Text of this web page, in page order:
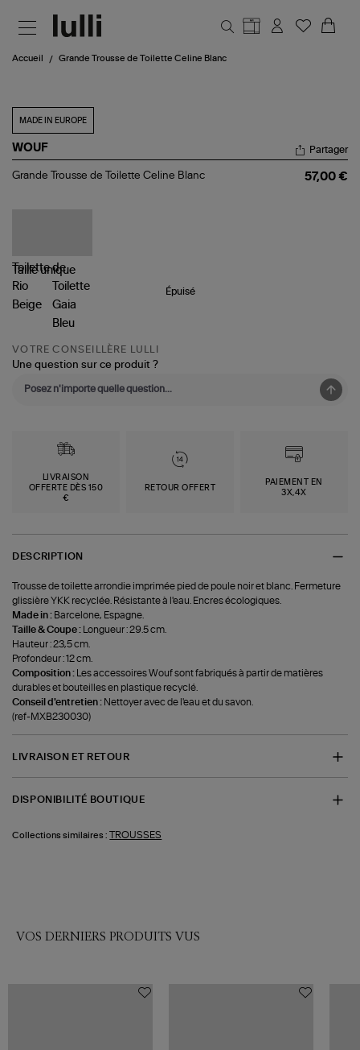
Accueil Grande Trousse de Toilette Celine Blanc
MADE IN EUROPE
WOUF
Grande
Partager
Grande Trousse de Toilette Celine Blanc 57,00 €
Tailleunique
Épuisé
VOTRE CONSEILLÈRE LULLI
Une question sur ce produit ?
LIVRAISON
OFFERTE DÈS 150
€
RETOUR OFFERT
PAIEMENT EN
3X,4X
DESCRIPTION
Trousse de toilette arrondie imprimée pied de poule noir et blanc. Fermeture
glissière YKK recyclée. Résistante à l'eau. Encres écologiques.
Made in : Barcelone, Espagne.
Taille & Coupe :
Longueur : 29.5 cm.
Hauteur : 23,5 cm.
Profondeur : 12 cm.
Composition :
Les accessoires Wouf sont fabriqués à partir de matières
durables et bouteilles en plastique recyclé.
Conseil d'entretien : Nettoyer avec de l'eau et du savon.
(ref-MXB230030)
LIVRAISON ET RETOUR
DISPONIBILITÉ BOUTIQUE
Collections similaires : TROUSSES
VOS DERNIERS PRODUITS VUS